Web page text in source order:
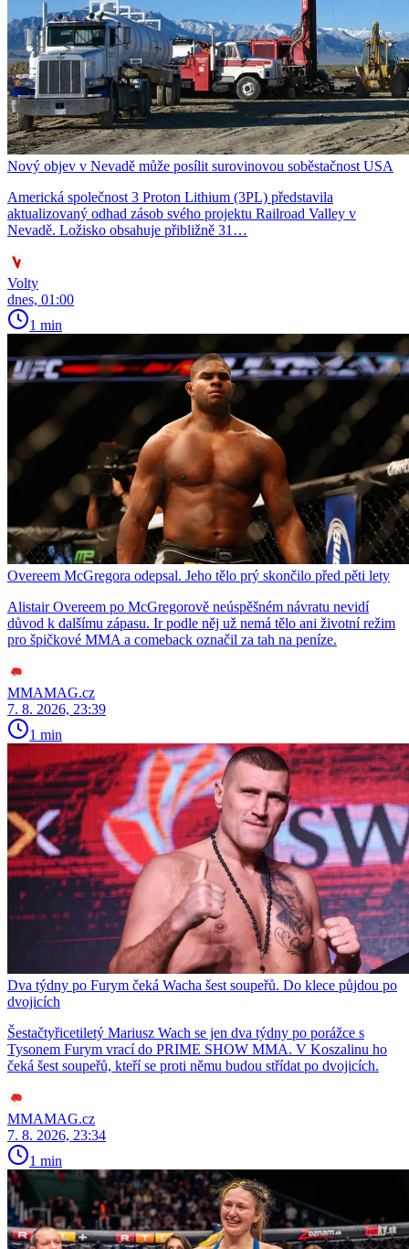
Nový objev v Nevadě může posílit surovinovou soběstačnost USA
Americká společnost 3 Proton Lithium (3PL) představila
aktualizovaný odhad zásob svého projektu Railroad Valley v
Nevadě. Ložisko obsahuje přibližně 31…
Volty
dnes, 01:00
1 min
Overeem McGregora odepsal. Jeho tělo prý skončilo před pěti lety
Alistair Overeem po McGregorově neúspěšném návratu nevidí
důvod k dalšímu zápasu. Ir podle něj už nemá tělo ani životní režim
pro špičkové MMA a comeback označil za tah na peníze.
MMAMAG.cz
7. 8. 2026, 23:39
1 min
Dva týdny po Furym čeká Wacha šest soupeřů. Do klece půjdou po
dvojicích
Šestačtyřicetiletý Mariusz Wach se jen dva týdny po porážce s
Tysonem Furym vrací do PRIME SHOW MMA. V Koszalinu ho
čeká šest soupeřů, kteří se proti němu budou střídat po dvojicích.
MMAMAG.cz
7. 8. 2026, 23:34
1 min